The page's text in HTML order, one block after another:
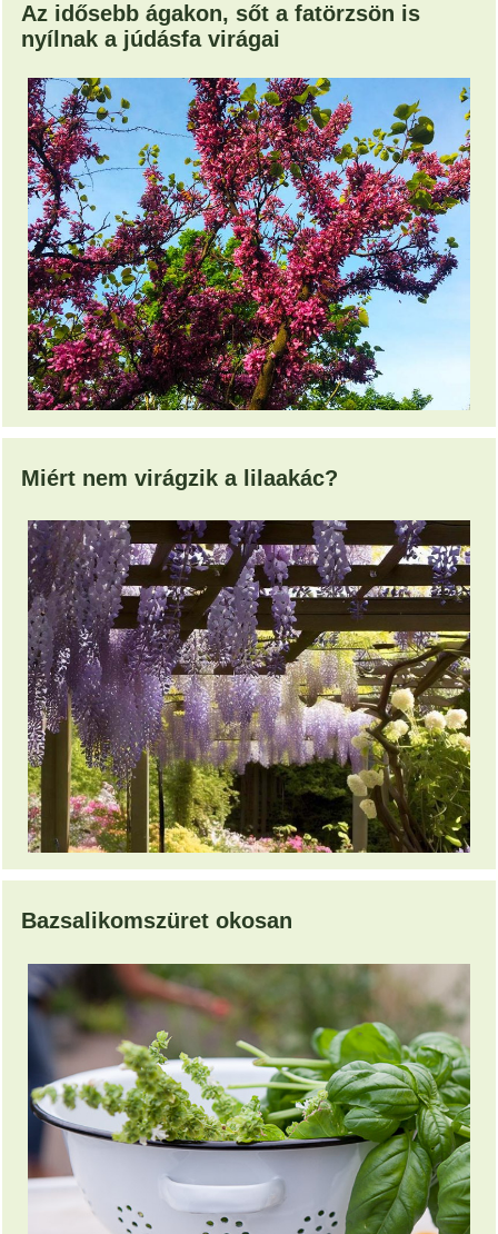
Az idősebb ágakon, sőt a fatörzsön is
nyílnak a júdásfa virágai
Miért nem virágzik a lilaakác?
Bazsalikomszüret okosan